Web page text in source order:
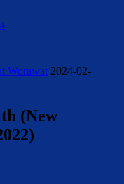
Worawat 2024-02-
(New